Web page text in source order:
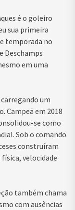
é o goleiro
sua primeira
temporada no
Deschamps
em uma
carregando um
Campeã em 2018
se como
Sob o comando
construíram
velocidade
também chama
com ausências